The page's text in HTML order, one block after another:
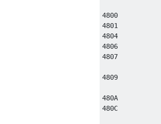
4800
4801
4804
4806
4807
4809
480A
480C